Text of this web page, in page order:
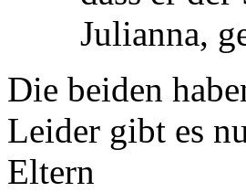
Julianna,
Die beiden
Leider gibt es
Eltern